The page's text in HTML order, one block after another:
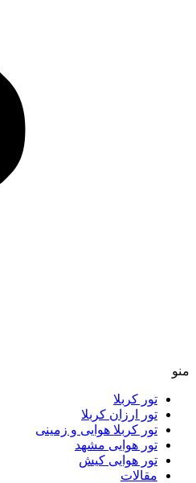
منو
تور کربلا
تور ارزان کربلا
تور کربلا هوایی و زمینی
تور هوایی مشهد
تور هوایی کیش
مقالات